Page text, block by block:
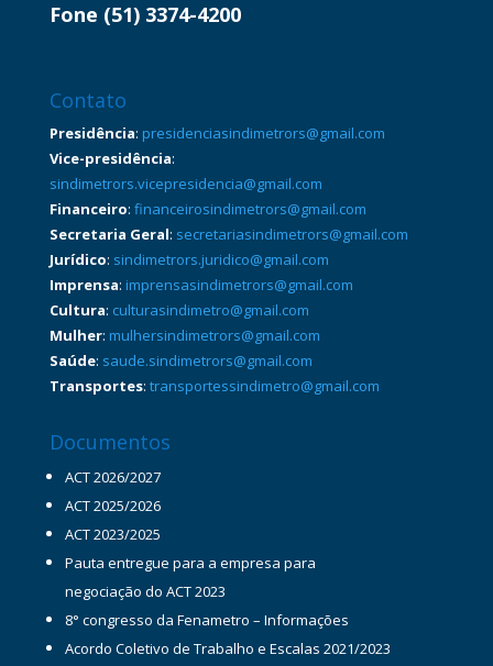
Fone (51) 3374-4200
Contato
Presidência: presidenciasindimetrors@gmail.com
Vice-presidência:
sindimetrors.vicepresidencia@gmail.com
Financeiro: financeirosindimetrors@gmail.com
Secretaria Geral: secretariasindimetrors@gmail.com
Jurídico: sindimetrors.juridico@gmail.com
Imprensa: imprensasindimetrors@gmail.com
Cultura: culturasindimetro@gmail.com
Mulher: mulhersindimetrors@gmail.com
Saúde: saude.sindimetrors@gmail.com
Transportes: transportessindimetro@gmail.com
Documentos
ACT 2026/2027
ACT 2025/2026
ACT 2023/2025
Pauta entregue para a empresa para
negociação do ACT 2023
8° congresso da Fenametro – Informações
Acordo Coletivo de Trabalho e Escalas 2021/2023